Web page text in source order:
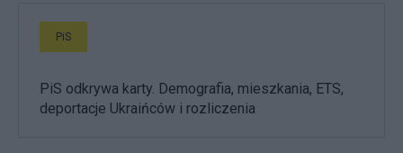
PiS
PiS odkrywa karty. Demografia, mieszkania, ETS,
deportacje Ukraińców i rozliczenia